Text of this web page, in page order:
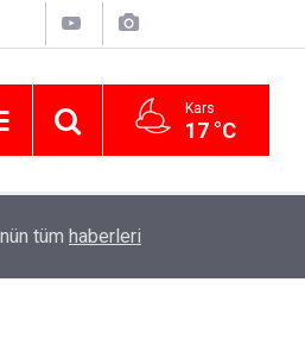
Kars
17 °C
tarlasında yangın: 20 dönüm
tüm haberleri